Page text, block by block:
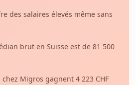
des salaires élevés même sans
brut en Suisse est de 81 500
chez Migros gagnent 4 223 CHF